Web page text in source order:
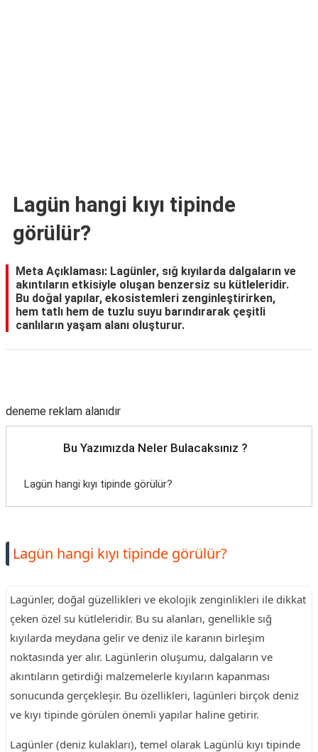
Lagün hangi kıyı tipinde
görülür?
Meta Açıklaması: Lagünler, sığ kıyılarda dalgaların ve
akıntıların etkisiyle oluşan benzersiz su kütleleridir.
Bu doğal yapılar, ekosistemleri zenginleştirirken,
hem tatlı hem de tuzlu suyu barındırarak çeşitli
canlıların yaşam alanı oluşturur.
deneme reklam alanıdır
Bu Yazımızda Neler Bulacaksınız ?
Lagün hangi kıyı tipinde görülür?
Lagün hangi kıyı tipinde görülür?
Lagünler, doğal güzellikleri ve ekolojik zenginlikleri ile dikkat
çeken özel su kütleleridir. Bu su alanları, genellikle sığ
kıyılarda meydana gelir ve deniz ile karanın birleşim
noktasında yer alır. Lagünlerin oluşumu, dalgaların ve
akıntıların getirdiği malzemelerle kıyıların kapanması
sonucunda gerçekleşir. Bu özellikleri, lagünleri birçok deniz
ve kıyı tipinde görülen önemli yapılar haline getirir.
Lagünler (deniz kulakları), temel olarak Lagünlü kıyı tipinde